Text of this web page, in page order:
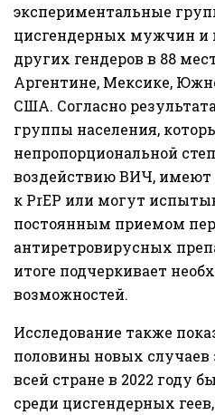
экспериментальные
цисгендерных мужчин и
других гендеров в 88
Аргентине, Мексике,
США. Согласно
группы населения,
непропорциональной
воздействию ВИЧ, имеют
к PrEP или могут
постоянным приемом
антиретровирусных
итоге подчеркивает
возможностей.
Исследование также
половины новых
всей стране в 2022 году
среди цисгендерных